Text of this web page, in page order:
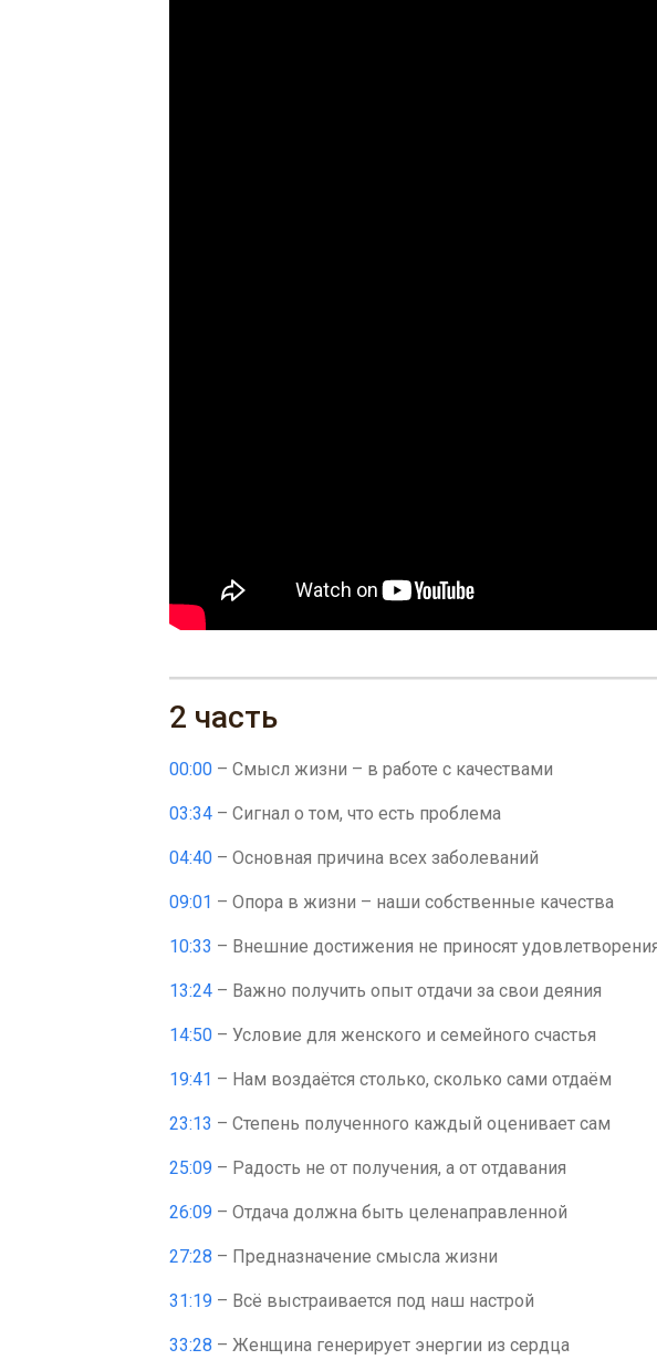
2 часть
00:00– Смысл жизни – в работе с качествами
03:34– Сигнал о том, что есть проблема
04:40– Основная причина всех заболеваний
09:01 – Опора в жизни – наши собственные качества
10:33 – Внешние достижения не приносят
13:24– Важно получить опыт отдачи за свои деяния
14:50– Условие для женского и семейного счастья
19:41 – Нам воздаётся столько, сколько сами отдаём
23:13 – Степень полученного каждый оценивает сам
25:09 – Радость не от получения, а от отдавания
26:09 – Отдача должна быть целенаправленной
27:28 – Предназначение смысла жизни
31:19 – Всё выстраивается под наш настрой
33:28 – Женщина генерирует энергии из сердца